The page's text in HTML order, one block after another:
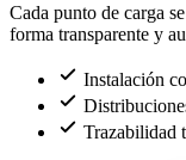
Cada punto de carga
forma transparente y
Instalación
Trazabilidad